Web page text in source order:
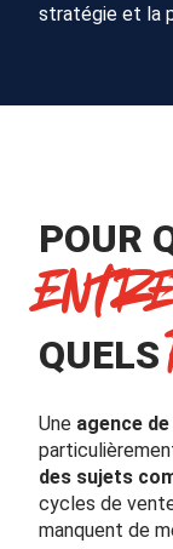
stratégie et la
POUR
QUELS
Une agence
des sujets
cycles de
manquent de